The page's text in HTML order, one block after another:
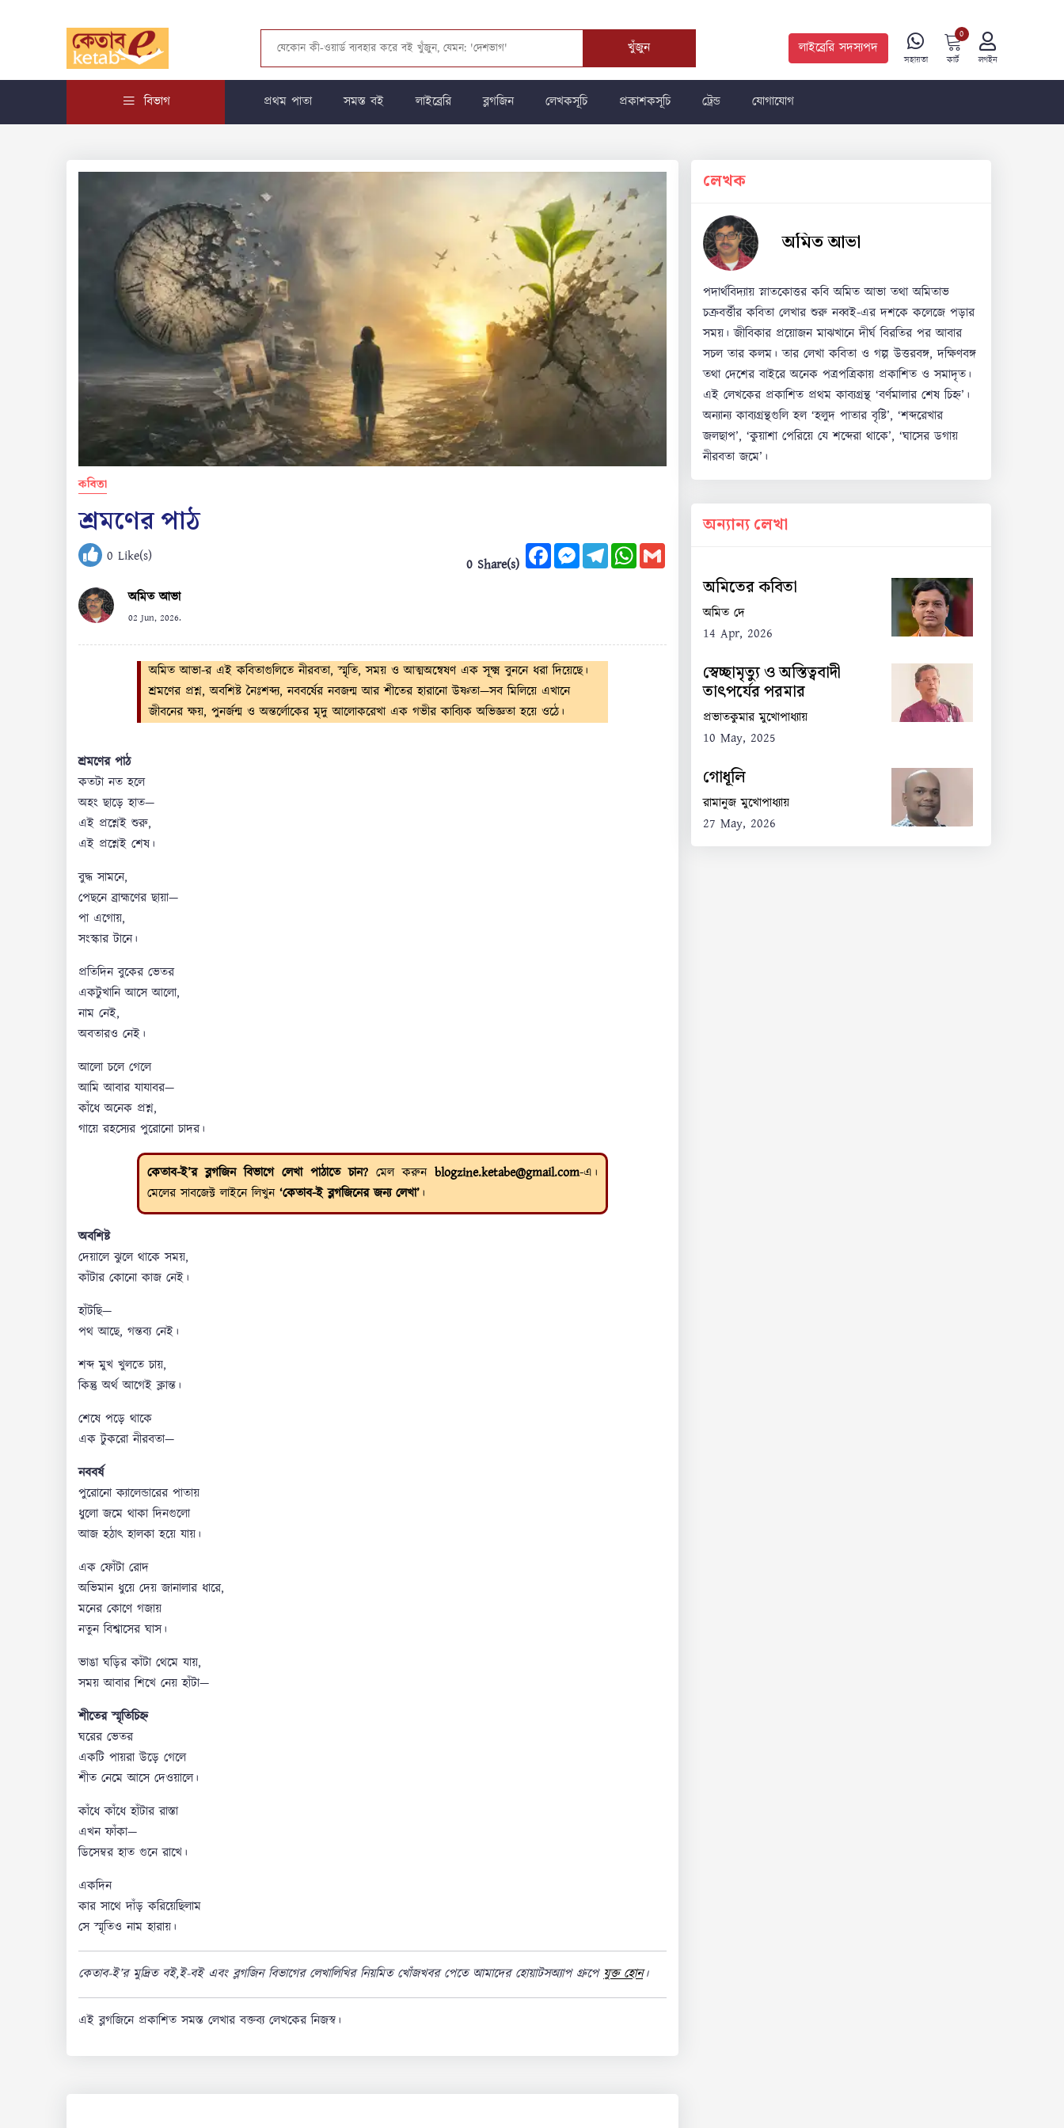
খুঁজুন লাইব্রেরি সদস্যপদ
সহায়তা কার্ট
0
লগইন
বিভাগ প্রথম পাতা সমস্ত বই লাইব্রেরি ব্লগজিন লেখকসূচি প্রকাশকসূচি ট্রেন্ড যোগাযোগ
কবিতা
শ্রমণের পাঠ
0 Like(s) 0 Share(s)
FacebookMessengerTelegramWhatsApp
অমিত আভা
02 Jun, 2026.
অমিত আভা-র এই কবিতাগুলিতে নীরবতা, স্মৃতি, সময় ও আত্মঅন্বেষণ এক সূক্ষ্ম বুননে ধরা দিয়েছে।
শ্রমণের প্রশ্ন, অবশিষ্ট নৈঃশব্দ্য, নববর্ষের নবজন্ম আর শীতের হারানো উষ্ণতা—সব মিলিয়ে এখানে
জীবনের ক্ষয়, পুনর্জন্ম ও অন্তর্লোকের মৃদু আলোকরেখা এক গভীর কাব্যিক অভিজ্ঞতা হয়ে ওঠে।
শ্রমণের পাঠ
কতটা নত হলে
অহং ছাড়ে হাত—
এই প্রশ্নেই শুরু,
এই প্রশ্নেই শেষ।
বুদ্ধ সামনে,
পেছনে ব্রাহ্মণের ছায়া—
পা এগোয়,
সংস্কার টানে।
প্রতিদিন বুকের ভেতর
একটুখানি আসে আলো,
নাম নেই,
অবতারও নেই।
আলো চলে গেলে
আমি আবার যাযাবর—
কাঁধে অনেক প্রশ্ন,
গায়ে রহস্যের পুরোনো চাদর।
কেতাব-ই’র ব্লগজিন বিভাগে লেখা পাঠাতে চান? মেল করুনblogzine.ketabe@gmail.com-এ।
মেলের সাবজেক্ট লাইনে লিখুন‘কেতাব-ই ব্লগজিনের জন্য লেখা’।
অবশিষ্ট
দেয়ালে ঝুলে থাকে সময়,
কাঁটার কোনো কাজ নেই।
হাঁটছি—
পথ আছে, গন্তব্য নেই।
শব্দ মুখ খুলতে চায়,
কিন্তু অর্থ আগেই ক্লান্ত।
শেষে পড়ে থাকে
এক টুকরো নীরবতা—
নববর্ষ
পুরোনো ক্যালেন্ডারের পাতায়
ধুলো জমে থাকা দিনগুলো
আজ হঠাৎ হালকা হয়ে যায়।
এক ফোঁটা রোদ
অভিমান ধুয়ে দেয় জানালার ধারে,
মনের কোণে গজায়
নতুন বিশ্বাসের ঘাস।
ভাঙা ঘড়ির কাঁটা থেমে যায়,
সময় আবার শিখে নেয় হাঁটা—
শীতের স্মৃতিচিহ্ন
ঘরের ভেতর
একটি পায়রা উড়ে গেলে
শীত নেমে আসে দেওয়ালে।
কাঁধে কাঁধে হাঁটার রাস্তা
এখন ফাঁকা—
ডিসেম্বর হাত গুনে রাখে।
একদিন
কার সাথে দাঁড় করিয়েছিলাম
সে স্মৃতিও নাম হারায়।
কেতাব-ই’র মুদ্রিত বই,ই-বই এবং ব্লগজিন বিভাগের লেখালিখির নিয়মিত খোঁজখবর পেতে আমাদের হোয়াটসঅ্যাপ গ্রুপেযুক্ত হোন।
এই ব্লগজিনে প্রকাশিত সমস্ত লেখার বক্তব্য লেখকের নিজস্ব।
লেখক
অমিত আভা
পদার্থবিদ্যায় স্নাতকোত্তর কবি অমিত আভা তথা অমিতাভ
চক্রবর্ত্তীর কবিতা লেখার শুরু নব্বই-এর দশকে কলেজে পড়ার
সময়। জীবিকার প্রয়োজন মাঝখানে দীর্ঘ বিরতির পর আবার
সচল তার কলম। তার লেখা কবিতা ও গল্প উত্তরবঙ্গ, দক্ষিণবঙ্গ
তথা দেশের বাইরে অনেক পত্রপত্রিকায় প্রকাশিত ও সমাদৃত।
এই লেখকের প্রকাশিত প্রথম কাব্যগ্রন্থ ‘বর্ণমালার শেষ চিহ্ন’।
অন্যান্য কাব্যগ্রন্থগুলি হল ‘হলুদ পাতার বৃষ্টি’, ‘শব্দরেখার
জলছাপ’, ‘কুয়াশা পেরিয়ে যে শব্দেরা থাকে’, ‘ঘাসের ডগায়
নীরবতা জমে’।
অন্যান্য লেখা
অমিতের কবিতা
অমিত দে
14 Apr, 2026
স্বেচ্ছামৃত্যু ও অস্তিত্ববাদী
তাৎপর্যের পরমার
প্রভাতকুমার মুখোপাধ্যায়
10 May, 2025
গোধূলি
রামানুজ মুখোপাধ্যায়
27 May, 2026